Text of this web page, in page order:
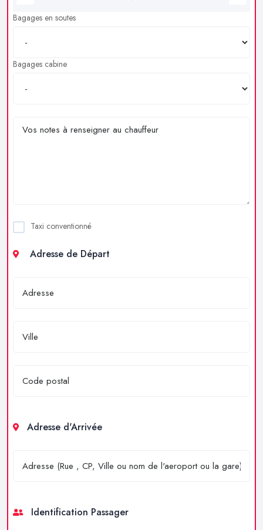
Bagages en soutes
Bagages cabine
Taxi conventionné
Adresse de Départ
Adresse d'Arrivée
Identification Passager